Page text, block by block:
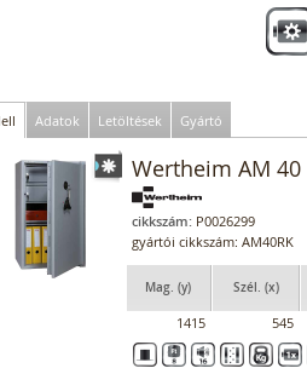
Adatok Letöltések Gyártó
Wertheim AM
cikkszám: P0026299
gyártói cikkszám: AM40RK
Mag. (y) Szél. (x)
1415 545